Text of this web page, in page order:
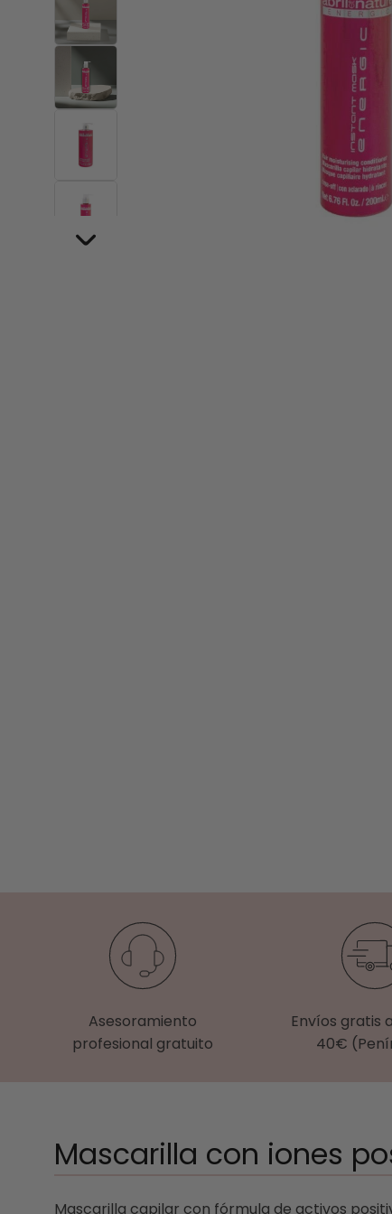
Asesoramiento
profesional gratuito
Envíos gratis
40€
Mascarilla con iones
Mascarilla capilar con fórmula de activos